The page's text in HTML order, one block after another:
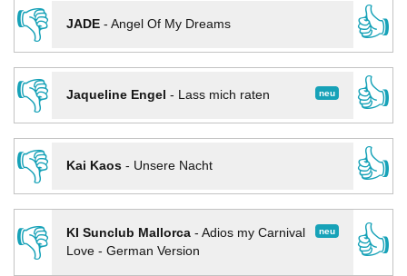
👎
JADE- Angel Of My Dreams
👍
👎
neu
Jaqueline Engel - Lass mich raten
👍
👎
Kai Kaos- Unsere Nacht
👍
👎
neu
KI Sunclub Mallorca- Adios my Carnival
Love - German Version
👍